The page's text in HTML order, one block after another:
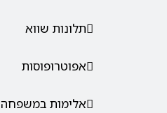
תלונות שווא
אפוטרופוסות
אלימות במשפחה